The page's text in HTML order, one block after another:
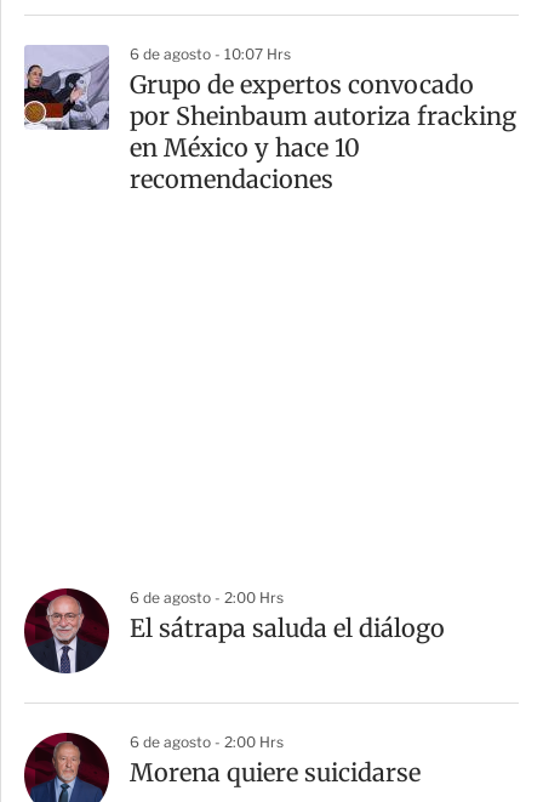
6 de agosto - 10:07 Hrs
Grupo de expertos convocado
por Sheinbaum autoriza fracking
en México y hace 10
recomendaciones
6 de agosto - 2:00 Hrs
El sátrapa saluda el diálogo
6 de agosto - 2:00 Hrs
Morena quiere suicidarse